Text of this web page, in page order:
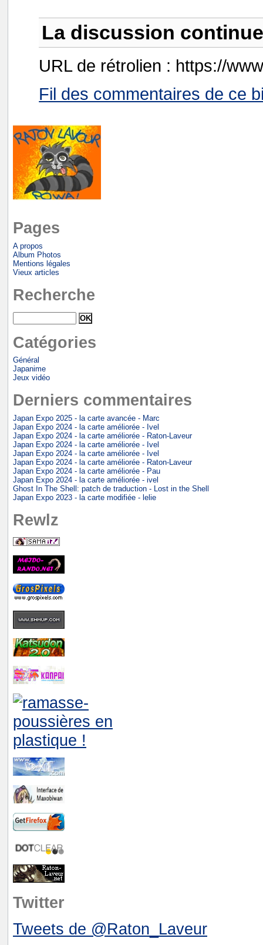
La discussion
URL de rétrolien : https://
Fil des commentaires de ce
Pages
A propos
Album Photos
Mentions légales
Vieux articles
Recherche
Catégories
Général
Japanime
Jeux vidéo
Derniers commentaires
Japan Expo 2025 - la carte avancée - Marc
Japan Expo 2024 - la carte améliorée - Ivel
Japan Expo 2024 - la carte améliorée - Raton-Laveur
Japan Expo 2024 - la carte améliorée - Ivel
Japan Expo 2024 - la carte améliorée - Ivel
Japan Expo 2024 - la carte améliorée - Raton-Laveur
Japan Expo 2024 - la carte améliorée - Pau
Japan Expo 2024 - la carte améliorée - ivel
Ghost In The Shell: patch de traduction - Lost in the Shell
Japan Expo 2023 - la carte modifiée - lelie
Rewlz
Twitter
Tweets de @Raton_Laveur